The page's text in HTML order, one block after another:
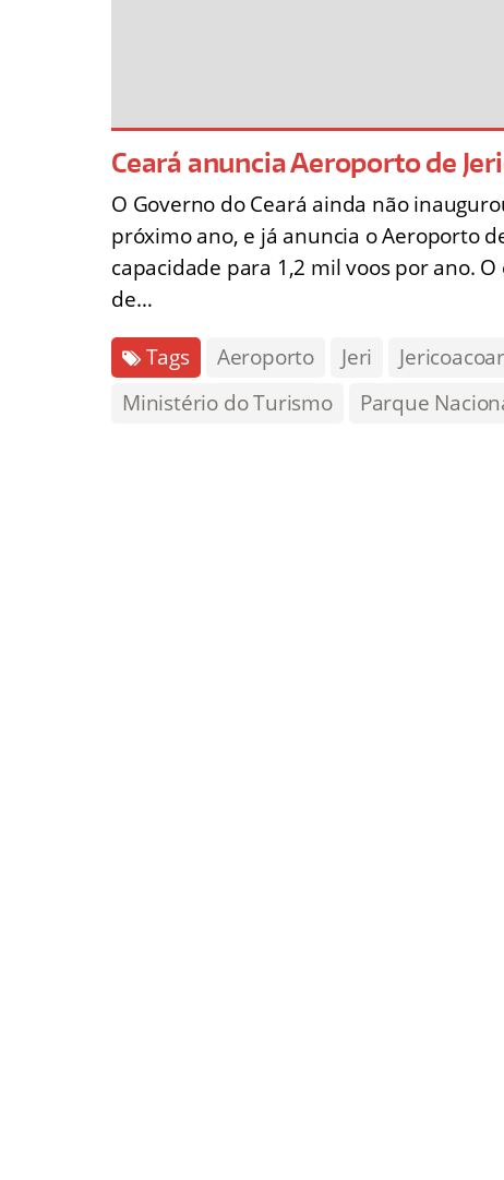
Ceará anuncia Aeroporto de
O Governo do Ceará ainda não
próximo ano, e já anuncia o Aeroporto
capacidade para 1,2 mil voos por ano.
de…
Tags Aeroporto Jeri
Ministério do Turismo
Parque